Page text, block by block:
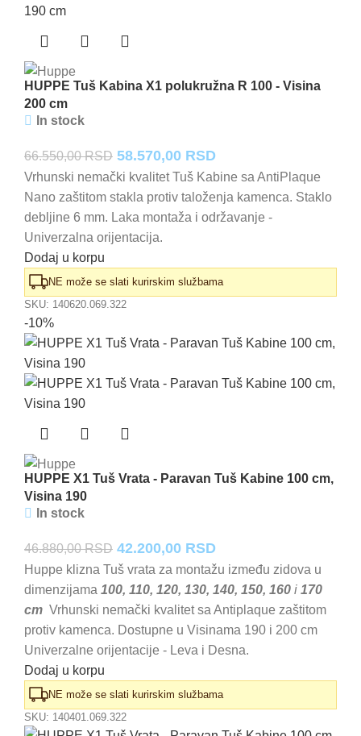
HUPPE Tuš Kabina X1 polukružna R 100 - Visina
200 cm
In stock
66.550,00RSD Originalna
cena
je
bila:
66.550,00 RSD.
58.570,00 RSDTrenutna
cena
je:
58.570,00 RSD.
Vrhunski nemački kvalitet Tuš Kabine sa AntiPlaque
Nano zaštitom stakla protiv taloženja kamenca. Staklo
debljine 6 mm. Laka montaža i održavanje -
Univerzalna orijentacija.
Dodaj u korpu
NE može se slati kurirskim službama
SKU: 140620.069.322
-10%
HUPPE X1 Tuš Vrata - Paravan Tuš Kabine 100 cm,
Visina 190
In stock
46.880,00RSD Originalna
cena
je
bila:
46.880,00 RSD.
42.200,00 RSDTrenutna
cena
je:
42.200,00 RSD.
Huppe klizna Tuš vrata za montažu između zidova u
dimenzijama 100, 110, 120, 130, 140, 150, 160 i 170
cm Vrhunski nemački kvalitet sa Antiplaque zaštitom
protiv kamenca. Dostupne u Visinama 190 i 200 cm
Univerzalne orijentacije - Leva i Desna.
Dodaj u korpu
NE može se slati kurirskim službama
SKU: 140401.069.322